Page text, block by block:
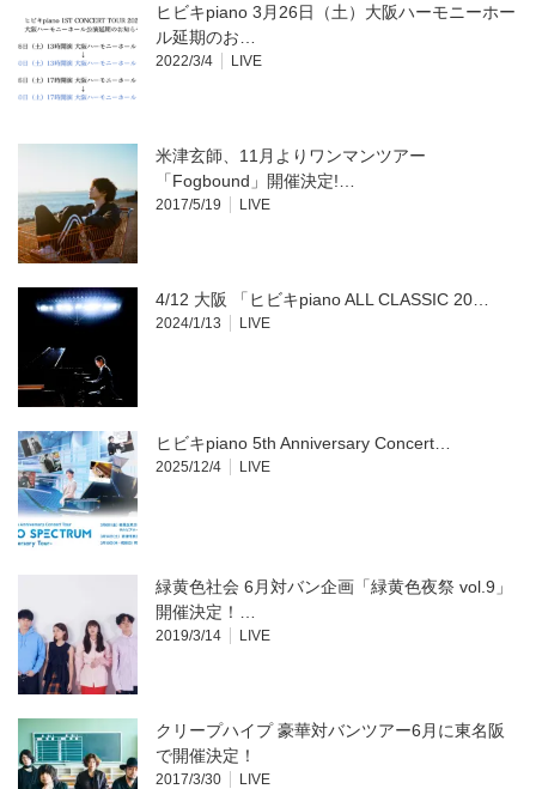
き
ま
す)
ヒビキpiano 3月26日（土）大阪ハーモニーホー
ル延期のお…
2022/3/4 LIVE
米津玄師、11月よりワンマンツアー
「Fogbound」開催決定!…
2017/5/19 LIVE
4/12 大阪 「ヒビキpiano ALL CLASSIC 20…
2024/1/13 LIVE
ヒビキpiano 5th Anniversary Concert…
2025/12/4 LIVE
緑黄色社会 6月対バン企画「緑黄色夜祭 vol.9」
開催決定！…
2019/3/14 LIVE
クリープハイプ 豪華対バンツアー6月に東名阪
で開催決定！
2017/3/30 LIVE